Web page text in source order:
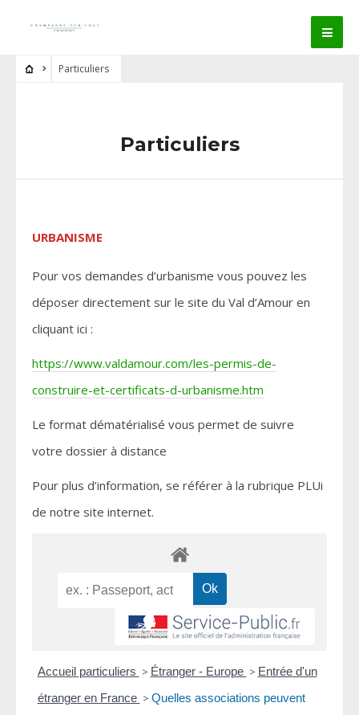
Particuliers
Particuliers
URBANISME
Pour vos demandes d’urbanisme vous pouvez les
déposer directement sur le site du Val d’Amour en
cliquant ici :
https://www.valdamour.com/les-permis-de-
construire-et-certificats-d-urbanisme.htm
Le format dématérialisé vous permet de suivre
votre dossier à distance
Pour plus d’information, se référer à la rubrique PLUi
de notre site internet.
Accueil particuliers > Étranger - Europe > Entrée d'un
étranger en France > Quelles associations peuvent